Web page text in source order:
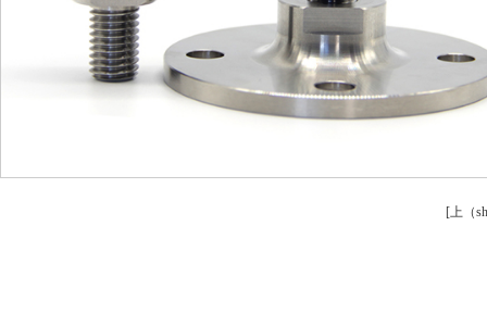
[上（